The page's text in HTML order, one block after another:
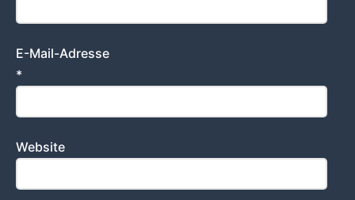
E-Mail-Adresse
*
Website